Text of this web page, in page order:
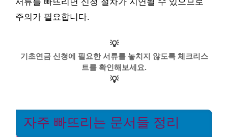
주의가 필요합니다.
💡
기초연금 신청에 필요한 서류를 놓치지 않도록 체크리스
트를 확인해보세요.
💡
자주 빠뜨리는 문서들 정리